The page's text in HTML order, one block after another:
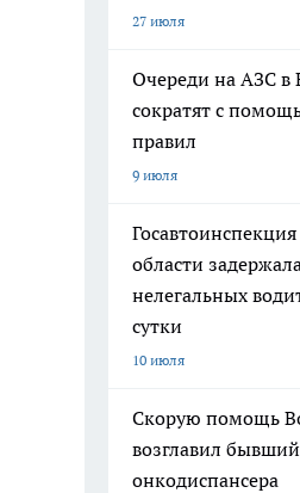
27 июля
Очереди на АЗС в
сократят с
правил
9 июля
области
нелегальных
сутки
10 июля
Скорую помощь
возглавил бывший
онкодиспансера